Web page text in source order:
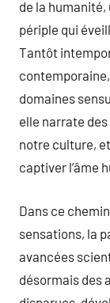
de la
périple qui
Tantôt
domaines
elle narrate
notre culture,
captiver l’âme
Dans ce
sensations, la
avancées
désormais des